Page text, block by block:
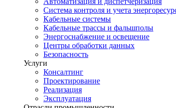
Система контроля и учета
Кабельные системы
Кабельные трассы и фальшполы
Энергоснабжение и освещение
Центры обработки данных
Безопасность
Услуги
Консалтинг
Проектирование
Реализация
Эксплуатация